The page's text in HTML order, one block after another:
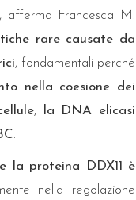
afferma Francesca M.
rare causate da
, fondamentali perché
nella coesione dei
,
la DNA elicasi
.
la proteina DDX11 è
nella regolazione